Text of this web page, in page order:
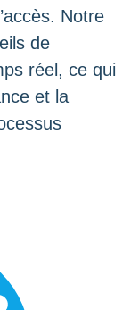
Notre
de
réel, ce qui
et la